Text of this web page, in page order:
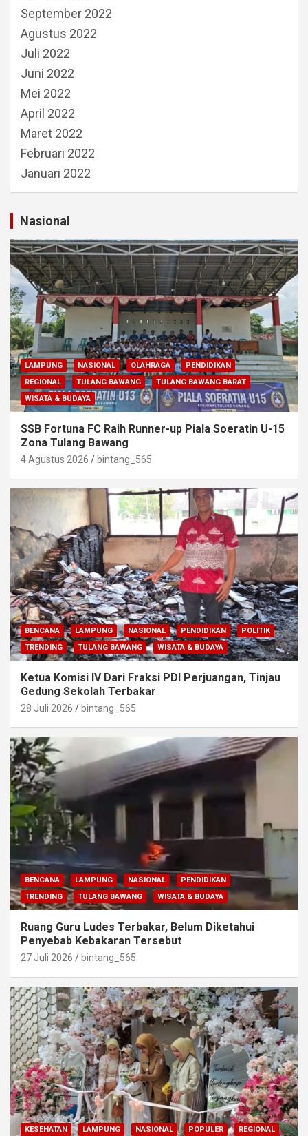
September 2022
Agustus 2022
Juli 2022
Juni 2022
Mei 2022
April 2022
Maret 2022
Februari 2022
Januari 2022
Nasional
LAMPUNG NASIONAL OLAHRAGA
PENDIDIKAN
REGIONAL
TULANG BAWANG
TULANG BAWANG BARAT
WISATA & BUDAYA
SSB Fortuna FC Raih Runner-up Piala Soeratin U-15
Zona Tulang Bawang
4 Agustus 2026 bintang_565
BENCANA LAMPUNG NASIONAL PENDIDIKAN
POLITIK
TRENDING
TULANG BAWANG WISATA & BUDAYA
Ketua Komisi IV Dari Fraksi PDI Perjuangan, Tinjau
Gedung Sekolah Terbakar
28 Juli 2026 bintang_565
BENCANA LAMPUNG NASIONAL
PENDIDIKAN
TRENDING
TULANG BAWANG WISATA & BUDAYA
Ruang Guru Ludes Terbakar, Belum Diketahui
Penyebab Kebakaran Tersebut
27 Juli 2026 bintang_565
KESEHATAN LAMPUNG NASIONAL POPULER REGIONAL